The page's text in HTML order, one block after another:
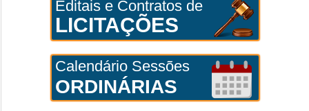
Editais e Contratos de
LICITAÇÕES
Calendário Sessões
ORDINÁRIAS